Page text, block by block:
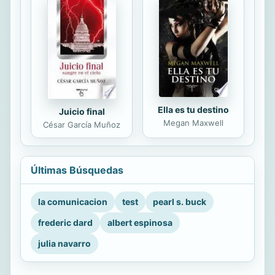
Juicio final
César García Muñoz
Ella es tu destino
Megan Maxwell
Últimas Búsquedas
la comunicacion test
pearl s. buck
frederic dard
albert espinosa
julia navarro